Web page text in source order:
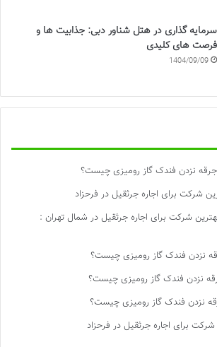
سرمایه گذاری در هتل شناور دبی: جذابیت ها و
فرصت های کلیدی
1404/09/09
نزدن فندک گاز رومیزی چیست؟
شرکت برای اجاره جرثقیل در فرحزاد
شرکت برای اجاره جرثقیل در شمال تهران :
نزدن فندک گاز رومیزی چیست؟
نزدن فندک گاز رومیزی چیست؟
نزدن فندک گاز رومیزی چیست؟
شرکت برای اجاره جرثقیل در فرحزاد